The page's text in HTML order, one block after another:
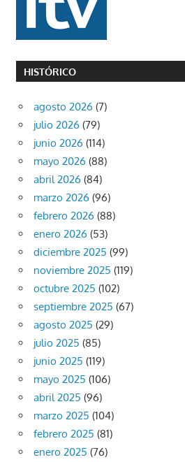
HISTÓRICO
agosto 2026 (7)
julio 2026 (79)
junio 2026 (114)
mayo 2026 (88)
abril 2026 (84)
marzo 2026 (96)
febrero 2026 (88)
enero 2026 (53)
diciembre 2025 (99)
noviembre 2025 (119)
octubre 2025 (102)
septiembre 2025 (67)
agosto 2025 (29)
julio 2025 (85)
junio 2025 (119)
mayo 2025 (106)
abril 2025 (96)
marzo 2025 (104)
febrero 2025 (81)
enero 2025 (76)